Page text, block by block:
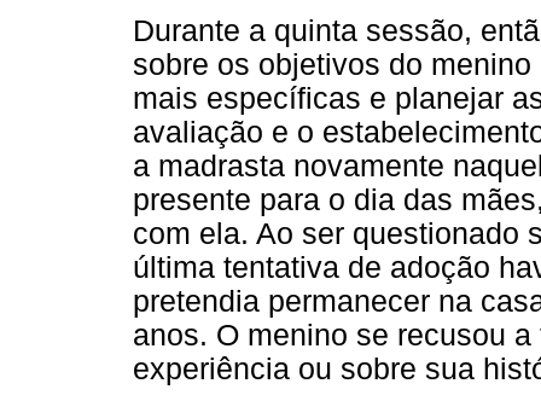
Durante a quinta sessão,
sobre os objetivos do
mais específicas e planejar
avaliação e o
a madrasta novamente
presente para o dia das
com ela. Ao ser questionado
última tentativa de adoção
pretendia permanecer na
anos. O menino se recusou
experiência ou sobre sua